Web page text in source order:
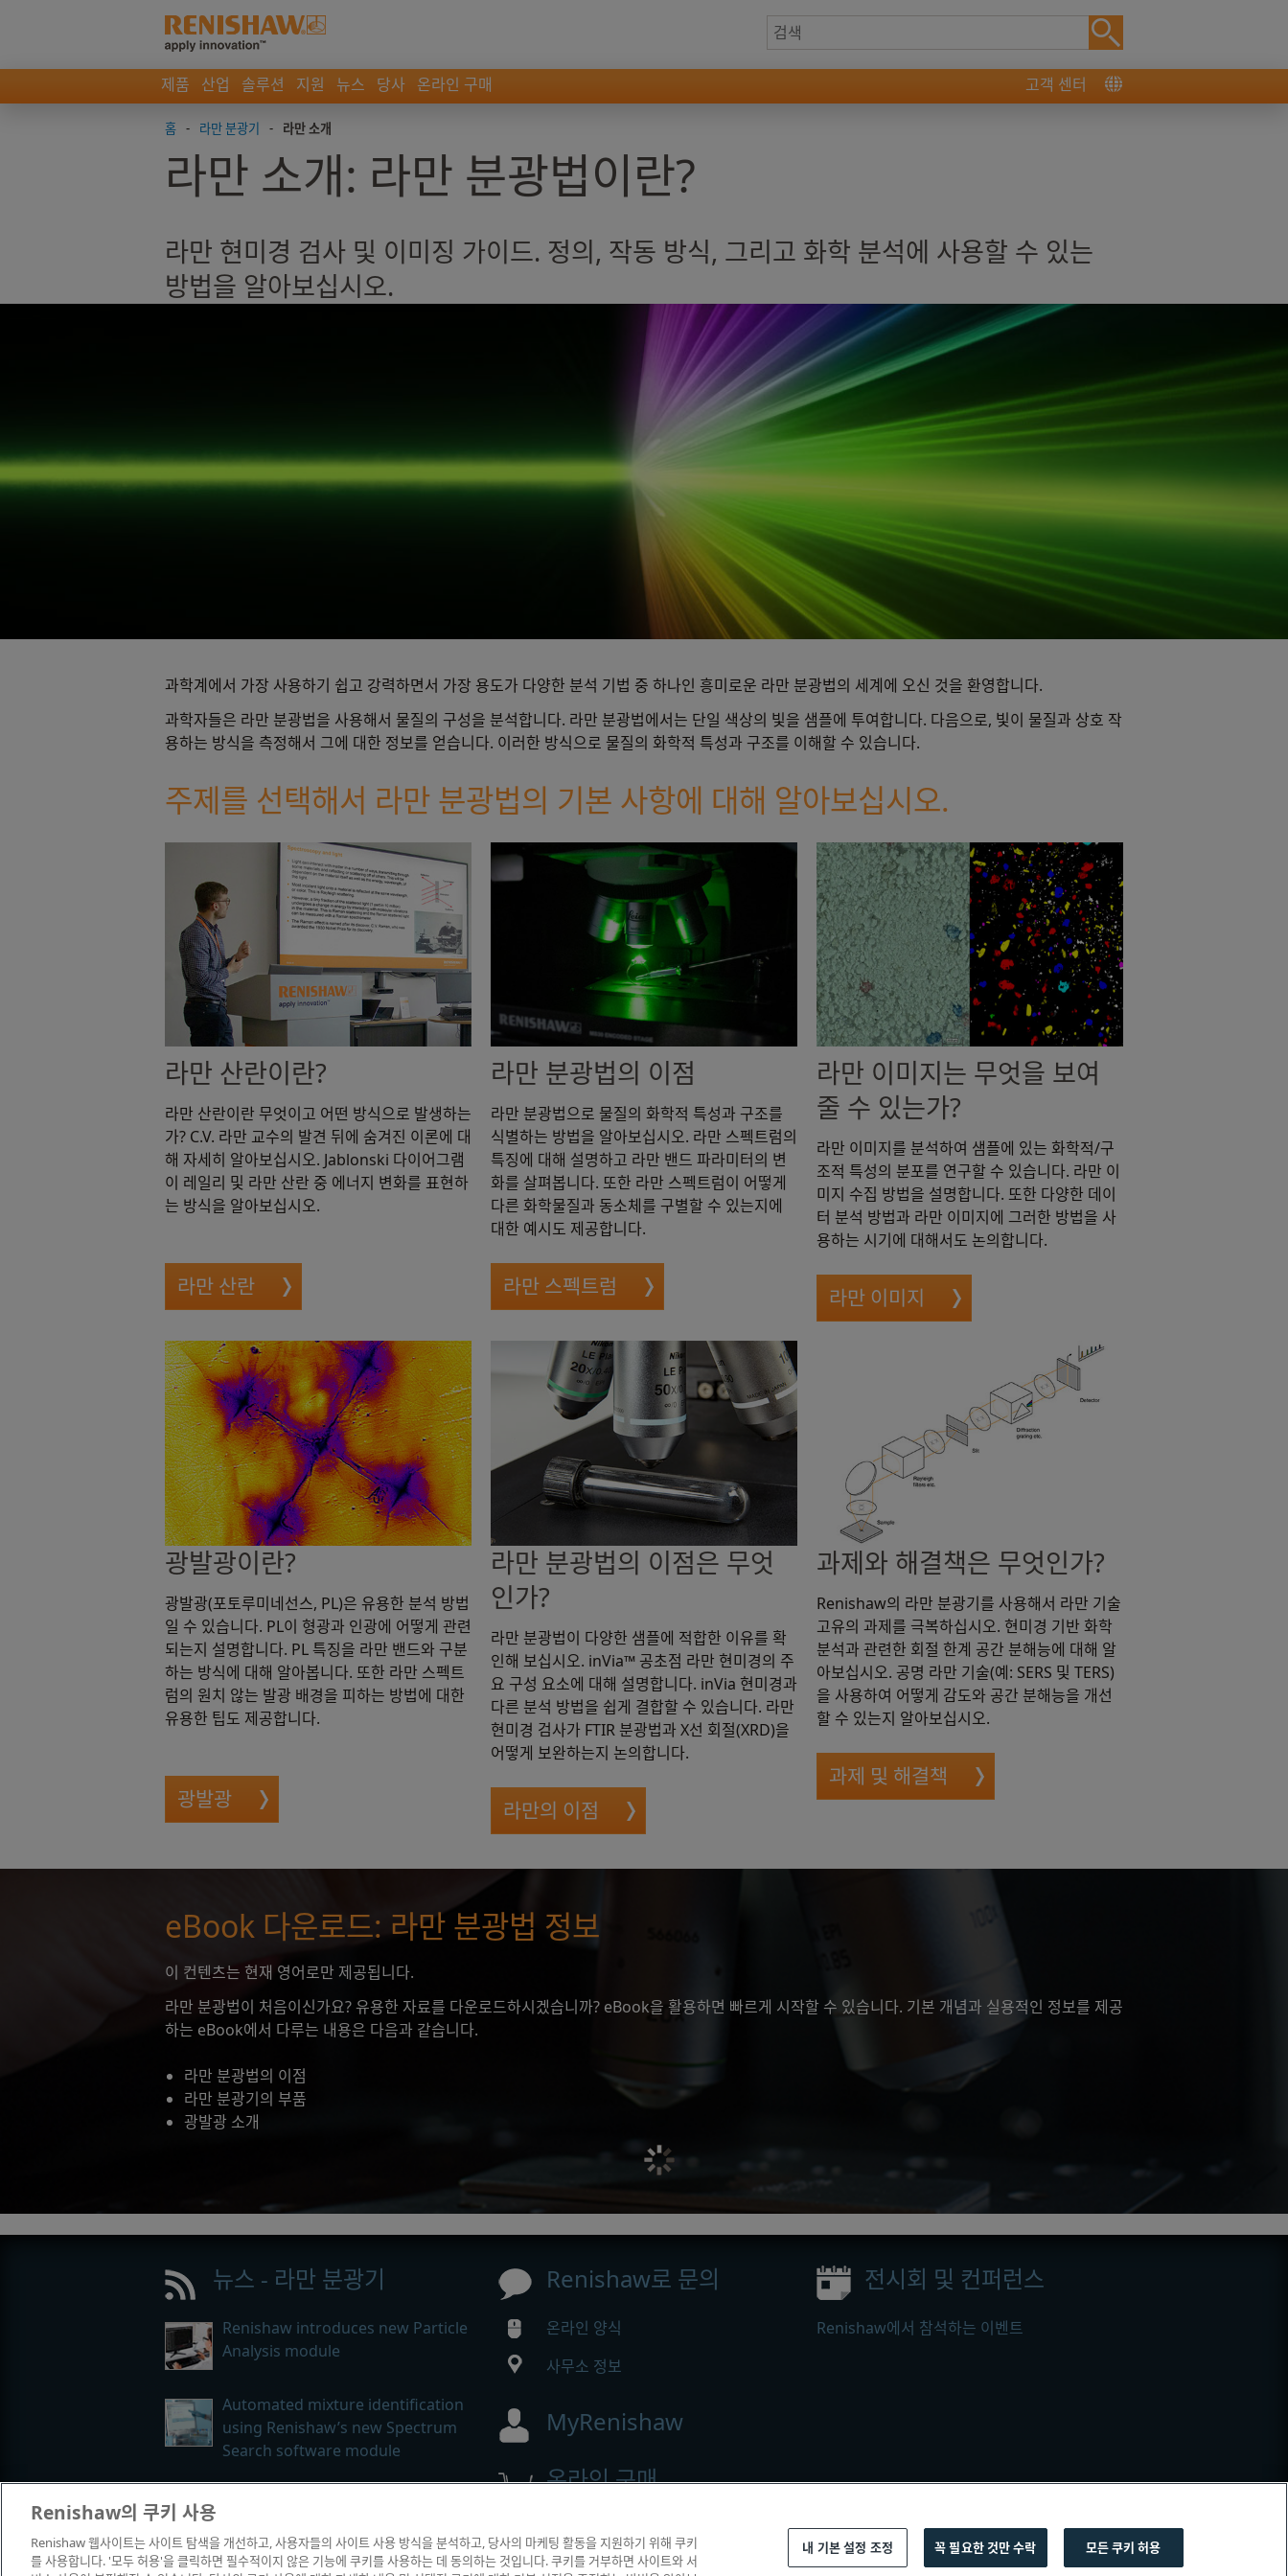
제품 산업 솔루션 지원 뉴스 당사 온라인 구매 고객 센터
홈 - 라만 분광기 - 라만 소개
라만 소개: 라만 분광법이란?
라만 현미경 검사 및 이미징 가이드. 정의, 작동 방식, 그리고 화학 분석에 사용할 수 있는
방법을 알아보십시오.
과학계에서 가장 사용하기 쉽고 강력하면서 가장 용도가 다양한 분석 기법 중 하나인 흥미로운 라만 분광법의 세계에 오신 것을 환영합니다.
과학자들은 라만 분광법을 사용해서 물질의 구성을 분석합니다. 라만 분광법에서는 단일 색상의 빛을 샘플에 투여합니다. 다음으로, 빛이 물질과 상호 작
용하는 방식을 측정해서 그에 대한 정보를 얻습니다. 이러한 방식으로 물질의 화학적 특성과 구조를 이해할 수 있습니다.
주제를 선택해서 라만 분광법의 기본 사항에 대해 알아보십시오.
라만 산란이란?
라만 산란이란 무엇이고 어떤 방식으로 발생하는
가? C.V. 라만 교수의 발견 뒤에 숨겨진 이론에 대
해 자세히 알아보십시오. Jablonski 다이어그램
이 레일리 및 라만 산란 중 에너지 변화를 표현하
는 방식을 알아보십시오.
라만 산란
라만 분광법의 이점
라만 분광법으로 물질의 화학적 특성과 구조를
식별하는 방법을 알아보십시오. 라만 스펙트럼의
특징에 대해 설명하고 라만 밴드 파라미터의 변
화를 살펴봅니다. 또한 라만 스펙트럼이 어떻게
다른 화학물질과 동소체를 구별할 수 있는지에
대한 예시도 제공합니다.
라만 스펙트럼
라만 이미지는 무엇을 보여
줄 수 있는가?
라만 이미지를 분석하여 샘플에 있는 화학적/구
조적 특성의 분포를 연구할 수 있습니다. 라만 이
미지 수집 방법을 설명합니다. 또한 다양한 데이
터 분석 방법과 라만 이미지에 그러한 방법을 사
용하는 시기에 대해서도 논의합니다.
라만 이미지
광발광이란?
광발광(포토루미네선스, PL)은 유용한 분석 방법
일 수 있습니다. PL이 형광과 인광에 어떻게 관련
되는지 설명합니다. PL 특징을 라만 밴드와 구분
하는 방식에 대해 알아봅니다. 또한 라만 스펙트
럼의 원치 않는 발광 배경을 피하는 방법에 대한
유용한 팁도 제공합니다.
광발광
라만 분광법의 이점은 무엇
인가?
라만 분광법이 다양한 샘플에 적합한 이유를 확
인해 보십시오. inVia™ 공초점 라만 현미경의 주
요 구성 요소에 대해 설명합니다. inVia 현미경과
다른 분석 방법을 쉽게 결합할 수 있습니다. 라만
현미경 검사가 FTIR 분광법과 X선 회절(XRD)을
어떻게 보완하는지 논의합니다.
라만의 이점
과제와 해결책은 무엇인가?
Renishaw의 라만 분광기를 사용해서 라만 기술
고유의 과제를 극복하십시오. 현미경 기반 화학
분석과 관련한 회절 한계 공간 분해능에 대해 알
아보십시오. 공명 라만 기술(예: SERS 및 TERS)
을 사용하여 어떻게 감도와 공간 분해능을 개선
할 수 있는지 알아보십시오.
과제 및 해결책
eBook 다운로드: 라만 분광법 정보
이 컨텐츠는 현재 영어로만 제공됩니다.
라만 분광법이 처음이신가요? 유용한 자료를 다운로드하시겠습니까? eBook을 활용하면 빠르게 시작할 수 있습니다. 기본 개념과 실용적인 정보를 제공
하는 eBook에서 다루는 내용은 다음과 같습니다.
라만 분광법의 이점
라만 분광기의 부품
광발광 소개
뉴스 - 라만 분광기
Renishaw introduces new Particle
Analysis module
Automated mixture identification
using Renishaw’s new Spectrum
Search software module
Renishaw로 문의
온라인 양식
사무소 정보
MyRenishaw
온라인 구매
전시회 및 컨퍼런스
Renishaw에서 참석하는 이벤트
© 2001-2026 Renishaw plc. All rights reserved.
Renishaw의 쿠키 사용
Renishaw 웹사이트는 사이트 탐색을 개선하고, 사용자들의 사이트 사용 방식을 분석하고, 당사의 마케팅 활동을 지원하기 위해 쿠키
를 사용합니다. '모두 허용'을 클릭하면 필수적이지 않은 기능에 쿠키를 사용하는 데 동의하는 것입니다. 쿠키를 거부하면 사이트와 서
내 기본 설정 조정 꼭 필요한 것만 수락 모든 쿠키 허용